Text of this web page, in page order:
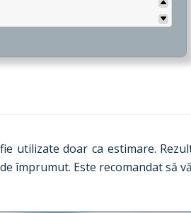
utilizate doar ca estimare.
împrumut. Este recomandat să